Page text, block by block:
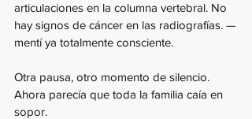
articulaciones en la columna vertebral. No
hay signos de cáncer en las radiografías. —
mentí ya totalmente consciente.
Otra pausa, otro momento de silencio.
Ahora parecía que toda la familia caía en
sopor.